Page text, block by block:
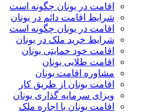
اقامت در یونان چگونه است
شرایط اقامت دائم در یونان
اقامت در یونان چگونه است
شرایط خرید ملک در یونان
اقامت خود حمایتی یونان
اقامت طلایی یونان
مشاوره اقامت یونان
اقامت یونان از طریق کار
ویزای سرمایه گذاری یونان
اقامت یونان با اجاره ملک